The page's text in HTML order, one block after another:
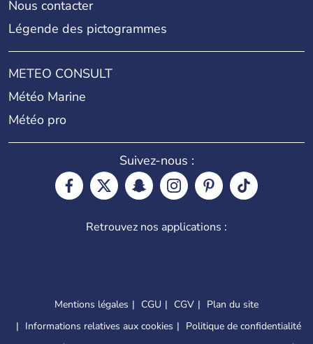
Nous contacter
Légende des pictogrammes
METEO CONSULT
Météo Marine
Météo pro
Suivez-nous :
Retrouvez nos applications :
Mentions légales CGU CGV
Plan du site
Informations relatives aux cookies
Politique de confidentialité